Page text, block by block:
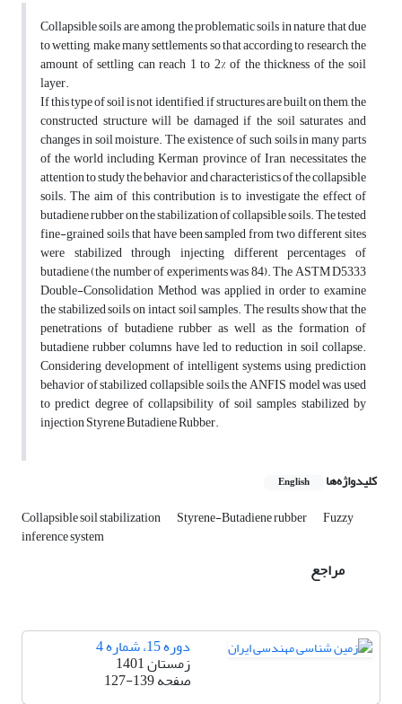
Collapsible soils are among the problematic soils in nature that due
to wetting, make many settlements so that according to research, the
amount of settling can reach 1 to 2% of the thickness of the soil
layer.
If this type of soil is not identified, if structures are built on them, the
constructed structure will be damaged if the soil saturates and
changes in soil moisture. The existence of such soils in many parts
of the world including Kerman province of Iran, necessitates the
attention to study the behavior and characteristics of the collapsible
soils. The aim of this contribution is to investigate the effect of
butadiene rubber on the stabilization of collapsible soils. The tested
fine-grained soils that have been sampled from two different sites
were stabilized through injecting different percentages of
butadiene (the number of experiments was 84). The ASTM D5333
Double-Consolidation Method, was applied in order to examine
the stabilized soils on intact soil samples. The results show that the
penetrations of butadiene rubber as well as the formation of
butadiene rubber columns have led to reduction in soil collapse.
Considering development of intelligent systems using prediction
behavior of stabilized collapsible soils, the ANFIS model was used
to predict degree of collapsibility of soil samples stabilized by
injection Styrene Butadiene Rubber.
کلیدواژه‌ها English
Collapsible soil stabilization Styrene-Butadiene rubber Fuzzy
inference system
مراجع
دوره 15، شماره 4
زمستان 1401
صفحه127-139